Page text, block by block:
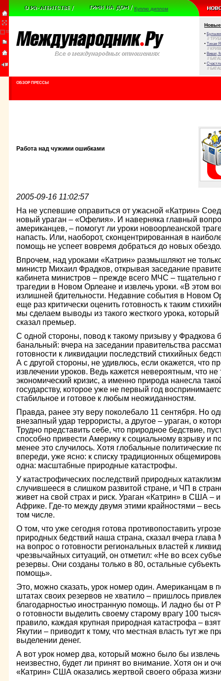
Куплю диплом
Новые
•
//
• Тихая
//
• Виват,
//
•
//
ОБЗОР ПРЕССЫ
Работа над чужими ошибками
2005-09-16 11:02:57
На не успевшие оправиться от ужасной «Катрин»
новый ураган – «Офелия». И наверняка главный
американцев, – помогут ли уроки новоорлеанской
напасть. Или, наоборот, сконцентрированная в
помощь не успеет вовремя добраться до новых
Впрочем, над уроками «Катрин» размышляют не
министр Михаил Фрадков, открывая заседание
кабинета министров – прежде всего МЧС – тщательно
трагедии в Новом Орлеане и извлечь уроки. «В этом
излишней бдительности. Недавние события в Новом
еще раз критически оценить готовность к таким
мы сделаем выводы из такого жесткого урока,
сказал премьер.
С одной стороны, повод к такому призыву у Фрадкова
банальный: вчера на заседании правительства
готовности к ликвидации последствий стихийных
А с другой стороны, не удивлюсь, если окажется, что
извлечении уроков. Ведь кажется невероятным, что не
экономический кризис, а именно природа нанесла
государству, которое уже не первый год
стабильное и готовое к любым неожиданностям.
Правда, ранее эту веру поколебало 11 сентября. Но
внезапный удар террористы, а другое – ураган, о
Трудно представить себе, что природное бедствие,
способно привести Америку к социальному взрыву и
менее это случилось. Хотя глобальные политические
впереди, уже ясно: к списку традиционных
одна: масштабные природные катастрофы.
У катастрофических последствий природных
случившееся в слишком развитой стране, и ЧП в
живет на свой страх и риск. Ураган «Катрин» в США –
Африке. Где-то между двумя этими крайностями –
том числе.
О том, что уже сегодня готова противопоставить
природных бедствий наша страна, сказал вчера
на вопрос о готовности региональных властей к
чрезвычайных ситуаций, он отметил: «Не во всех
резервы. Они созданы только в 80, остальные
помощь».
Это, можно сказать, урок номер один. Американцам в
штатах своих резервов не хватило – пришлось
благодарностью иностранную помощь. И ладно бы от
о готовности выделить своему старому врагу 100
правило, каждая крупная природная катастрофа –
Якутии – приводит к тому, что местная власть тут же
выделении денег.
А вот урок номер два, который можно было бы извлечь
неизвестно, будет ли принят во внимание. Хотя он и
«Катрин» США оказались жертвой своего образа